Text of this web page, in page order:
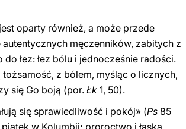
oparty również, a może przede
męczenników, zabitych z
łez: łez bólu i jednocześnie radości.
z bólem, myśląc o licznych,
się Go boją (por. Łk 1, 50).
się sprawiedliwość i pokój» (Ps 85
w Kolumbii; proroctwo i łaska